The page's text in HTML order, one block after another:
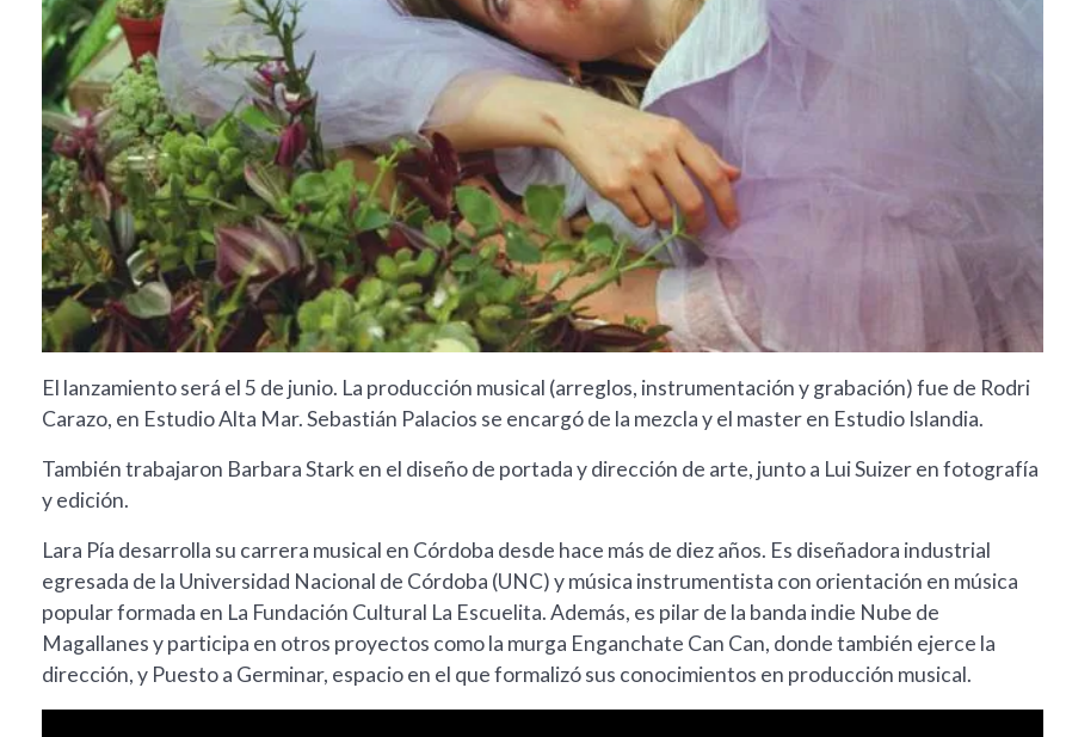
El lanzamiento será el 5 de junio. La producción musical (arreglos, instrumentación y grabación) fue de Rodri
Carazo, en Estudio Alta Mar. Sebastián Palacios se encargó de la mezcla y el master en Estudio Islandia.
También trabajaron Barbara Stark en el diseño de portada y dirección de arte, junto a Lui Suizer en fotografía
y edición.
Lara Pía desarrolla su carrera musical en Córdoba desde hace más de diez años. Es diseñadora industrial
egresada de la Universidad Nacional de Córdoba (UNC) y música instrumentista con orientación en música
popular formada en La Fundación Cultural La Escuelita. Además, es pilar de la banda indie Nube de
Magallanes y participa en otros proyectos como la murga Enganchate Can Can, donde también ejerce la
dirección, y Puesto a Germinar, espacio en el que formalizó sus conocimientos en producción musical.